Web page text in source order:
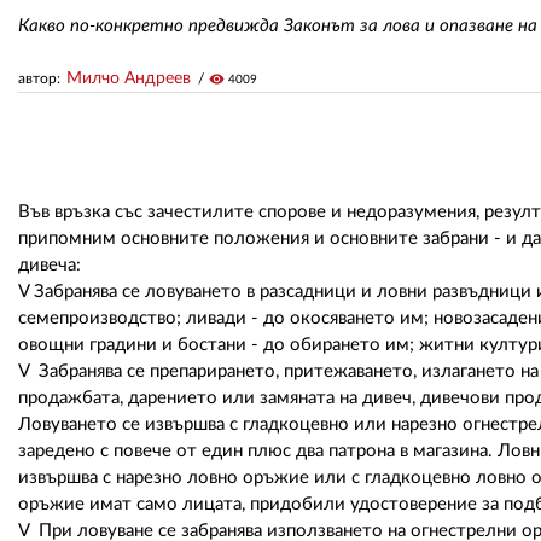
Какво по-конкретно предвижда Законът за лова и опазване на
автор: Милчо Андреев visibility 4009
Във връзка със зачестилите спорове и недоразумения,
припомним основните положения и основните забрани - и да
дивеча:
V Забранява се ловуването в разсадници и ловни
семепроизводство; ливади - до окосяването им;
овощни градини и бостани - до обирането им; житни
V Забранява се препарирането, притежаването, излагането
продажбата, дарението или замяната на дивеч, дивечови
Ловуването се извършва с гладкоцевно или нарезно
заредено с повече от един плюс два патрона в магазина.
извършва с нарезно ловно оръжие или с гладкоцевно
оръжие имат само лицата, придобили удостоверение за
V При ловуване се забранява използването на